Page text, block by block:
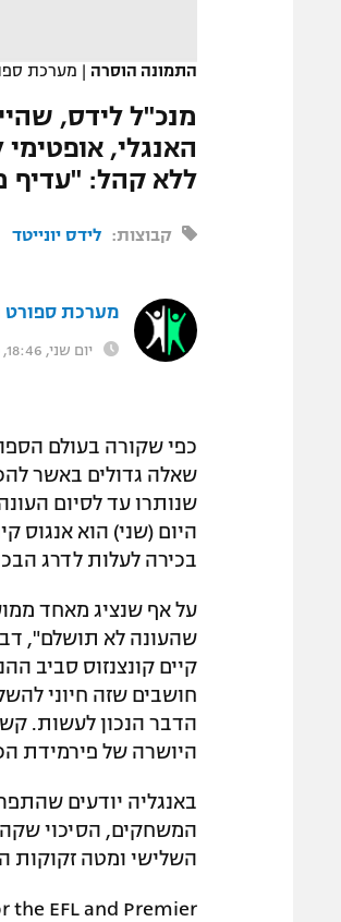
התמונה הוסרה | מערכת
מנכ"ל לידס,
האנגלי,
ללא קהל: "עדיף
קבוצות: לידס יונייטד
מערכת ספורט 1
יום שני, 18:46, 16.03.20
כפי שקורה בעולם
שאלה גדולים באשר
שנותרו עד לסיום
היום (שני) הוא אנגוס
בכירה לעלות לדרג
על אף שנציג מאחד
שהעונה לא תושלם",
קיים קונצנזוס סביב
חושבים שזה חיוני
הדבר הנכון לעשות.
היושרה של פירמידת
באנגליה יודעים
המשחקים, הסיכוי
השלישי ומטה זקוקות
the EFL and Premier